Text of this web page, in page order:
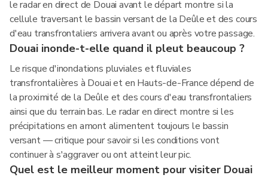
le radar en direct de Douai avant le départ montre si la
cellule traversant le bassin versant de la Deûle et des cours
d'eau transfrontaliers arrivera avant ou après votre passage.
Douai inonde-t-elle quand il pleut beaucoup ?
Le risque d'inondations pluviales et fluviales
transfrontalières à Douai et en Hauts-de-France dépend de
la proximité de la Deûle et des cours d'eau transfrontaliers
ainsi que du terrain bas. Le radar en direct montre si les
précipitations en amont alimentent toujours le bassin
versant — critique pour savoir si les conditions vont
continuer à s'aggraver ou ont atteint leur pic.
Quel est le meilleur moment pour visiter Douai